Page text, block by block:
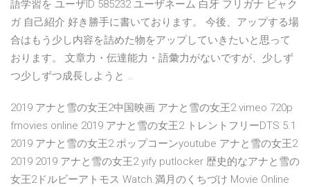
語学習を ユーザID 585232 ユーザネーム 白牙 フリガナ ビャク
ガ 自己紹介 好き勝手に書いております。 今後、アップする場
合はもう少し内容を詰めた物をアップしていきたいと思って
おります。 文章力・伝達能力・語彙力がないですが、少しず
つ少しずつ成長しようと …
2019 アナと雪の女王2中国映画 アナと雪の女王2 vimeo 720p
fmovies online 2019 アナと雪の女王2 トレントフリーDTS 5.1
2019 アナと雪の女王2 ポップコーンyoutube アナと雪の女王2
2019 2019 アナと雪の女王2 yify putlocker 歴史的なアナと雪の
女王2ドルビーアトモス Watch.満月のくちづけ Movie Online